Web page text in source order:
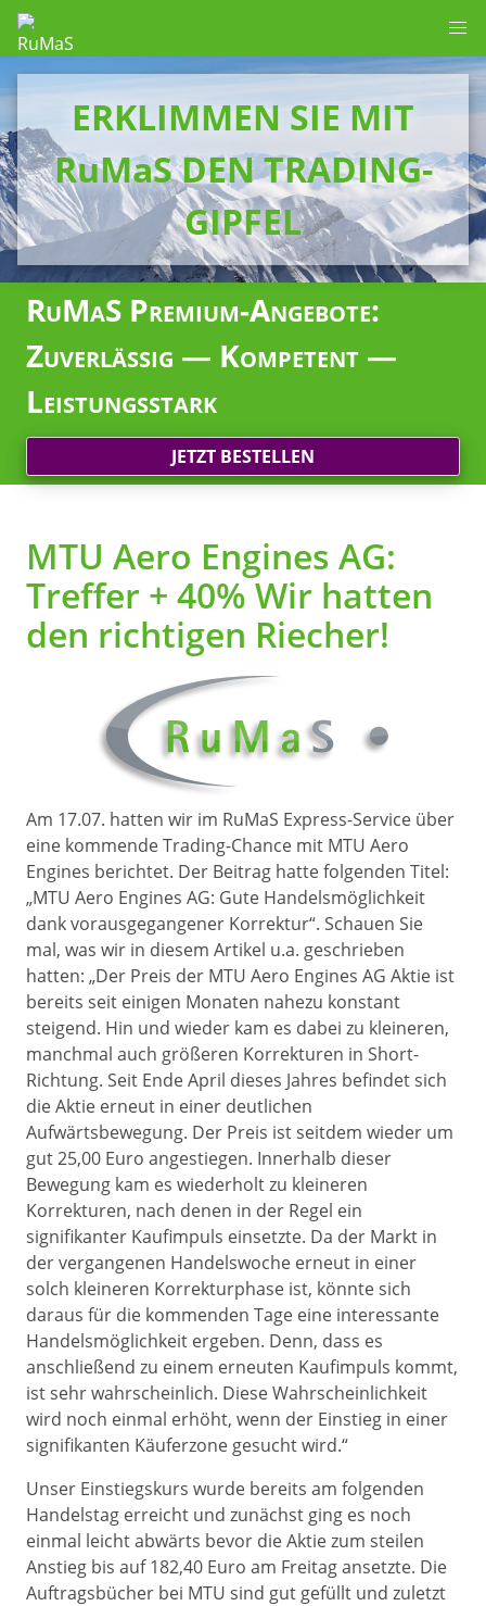
ERKLIMMEN SIE MIT
RuMaS DEN TRADING-
GIPFEL
RuMaS Premium-Angebote:
Zuverlässig — Kompetent —
Leistungsstark
JETZT BESTELLEN
MTU Aero Engines AG:
Treffer + 40% Wir hatten
den richtigen Riecher!
Am 17.07. hatten wir im RuMaS Express-Service über
eine kommende Trading-Chance mit MTU Aero
Engines berichtet. Der Beitrag hatte folgenden Titel:
„MTU Aero Engines AG: Gute Handelsmöglichkeit
dank vorausgegangener Korrektur“. Schauen Sie
mal, was wir in diesem Artikel u.a. geschrieben
hatten: „Der Preis der MTU Aero Engines AG Aktie ist
bereits seit einigen Monaten nahezu konstant
steigend. Hin und wieder kam es dabei zu kleineren,
manchmal auch größeren Korrekturen in Short-
Richtung. Seit Ende April dieses Jahres befindet sich
die Aktie erneut in einer deutlichen
Aufwärtsbewegung. Der Preis ist seitdem wieder um
gut 25,00 Euro angestiegen. Innerhalb dieser
Bewegung kam es wiederholt zu kleineren
Korrekturen, nach denen in der Regel ein
signifikanter Kaufimpuls einsetzte. Da der Markt in
der vergangenen Handelswoche erneut in einer
solch kleineren Korrekturphase ist, könnte sich
daraus für die kommenden Tage eine interessante
Handelsmöglichkeit ergeben. Denn, dass es
anschließend zu einem erneuten Kaufimpuls kommt,
ist sehr wahrscheinlich. Diese Wahrscheinlichkeit
wird noch einmal erhöht, wenn der Einstieg in einer
signifikanten Käuferzone gesucht wird.“
Unser Einstiegskurs wurde bereits am folgenden
Handelstag erreicht und zunächst ging es noch
einmal leicht abwärts bevor die Aktie zum steilen
Anstieg bis auf 182,40 Euro am Freitag ansetzte. Die
Auftragsbücher bei MTU sind gut gefüllt und zuletzt